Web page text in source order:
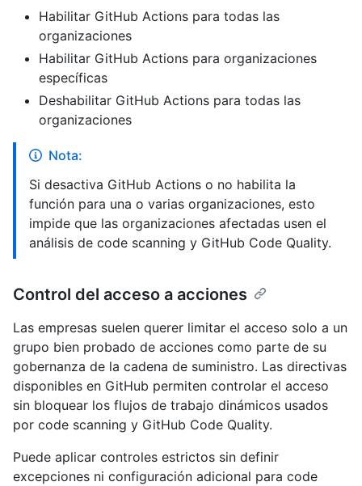
Habilitar GitHub Actions para todas las
organizaciones
Habilitar GitHub Actions para organizaciones
específicas
Deshabilitar GitHub Actions para todas las
organizaciones
Nota:
Si desactiva GitHub Actions o no habilita la
función para una o varias organizaciones, esto
impide que las organizaciones afectadas usen el
análisis de code scanning y GitHub Code Quality.
Control del acceso a acciones
Las empresas suelen querer limitar el acceso solo a un
grupo bien probado de acciones como parte de su
gobernanza de la cadena de suministro. Las directivas
disponibles en GitHub permiten controlar el acceso
sin bloquear los flujos de trabajo dinámicos usados
por code scanning y GitHub Code Quality.
Puede aplicar controles estrictos sin definir
excepciones ni configuración adicional para code